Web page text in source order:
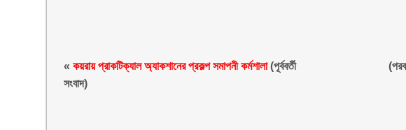
«কয়রায় প্রাকটিক্যাল অ্যাকশানের প্রকল্প সমাপনী কর্মশালা(পূর্ববর্তী
সংবাদ)